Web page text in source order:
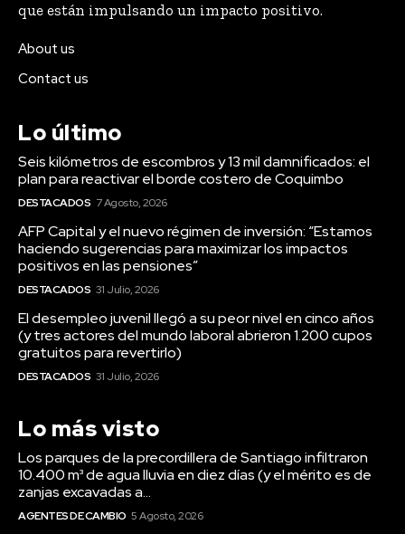
que están impulsando un impacto positivo.
About us
Contact us
Lo último
Seis kilómetros de escombros y 13 mil damnificados: el
plan para reactivar el borde costero de Coquimbo
DESTACADOS 7 Agosto, 2026
AFP Capital y el nuevo régimen de inversión: “Estamos
haciendo sugerencias para maximizar los impactos
positivos en las pensiones”
DESTACADOS 31 Julio, 2026
El desempleo juvenil llegó a su peor nivel en cinco años
(y tres actores del mundo laboral abrieron 1.200 cupos
gratuitos para revertirlo)
DESTACADOS 31 Julio, 2026
Lo más visto
Los parques de la precordillera de Santiago infiltraron
10.400 m³ de agua lluvia en diez días (y el mérito es de
zanjas excavadas a...
AGENTES DE CAMBIO 5 Agosto, 2026